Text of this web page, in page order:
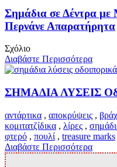
Σημάδια σε Δέντρα με
Περνάνε Απαρατήρητα
Σχόλιο
Διαβάστε Περισσότερα
ΣΗΜΑΔΙΑ ΛΥΣΕΙΣ
αντάρτικα , αποκρύψεις ,
κομιτατζίδικα , λίρες ,
φτερό , πουλί , treasure marks
Διαβάστε Περισσότερα